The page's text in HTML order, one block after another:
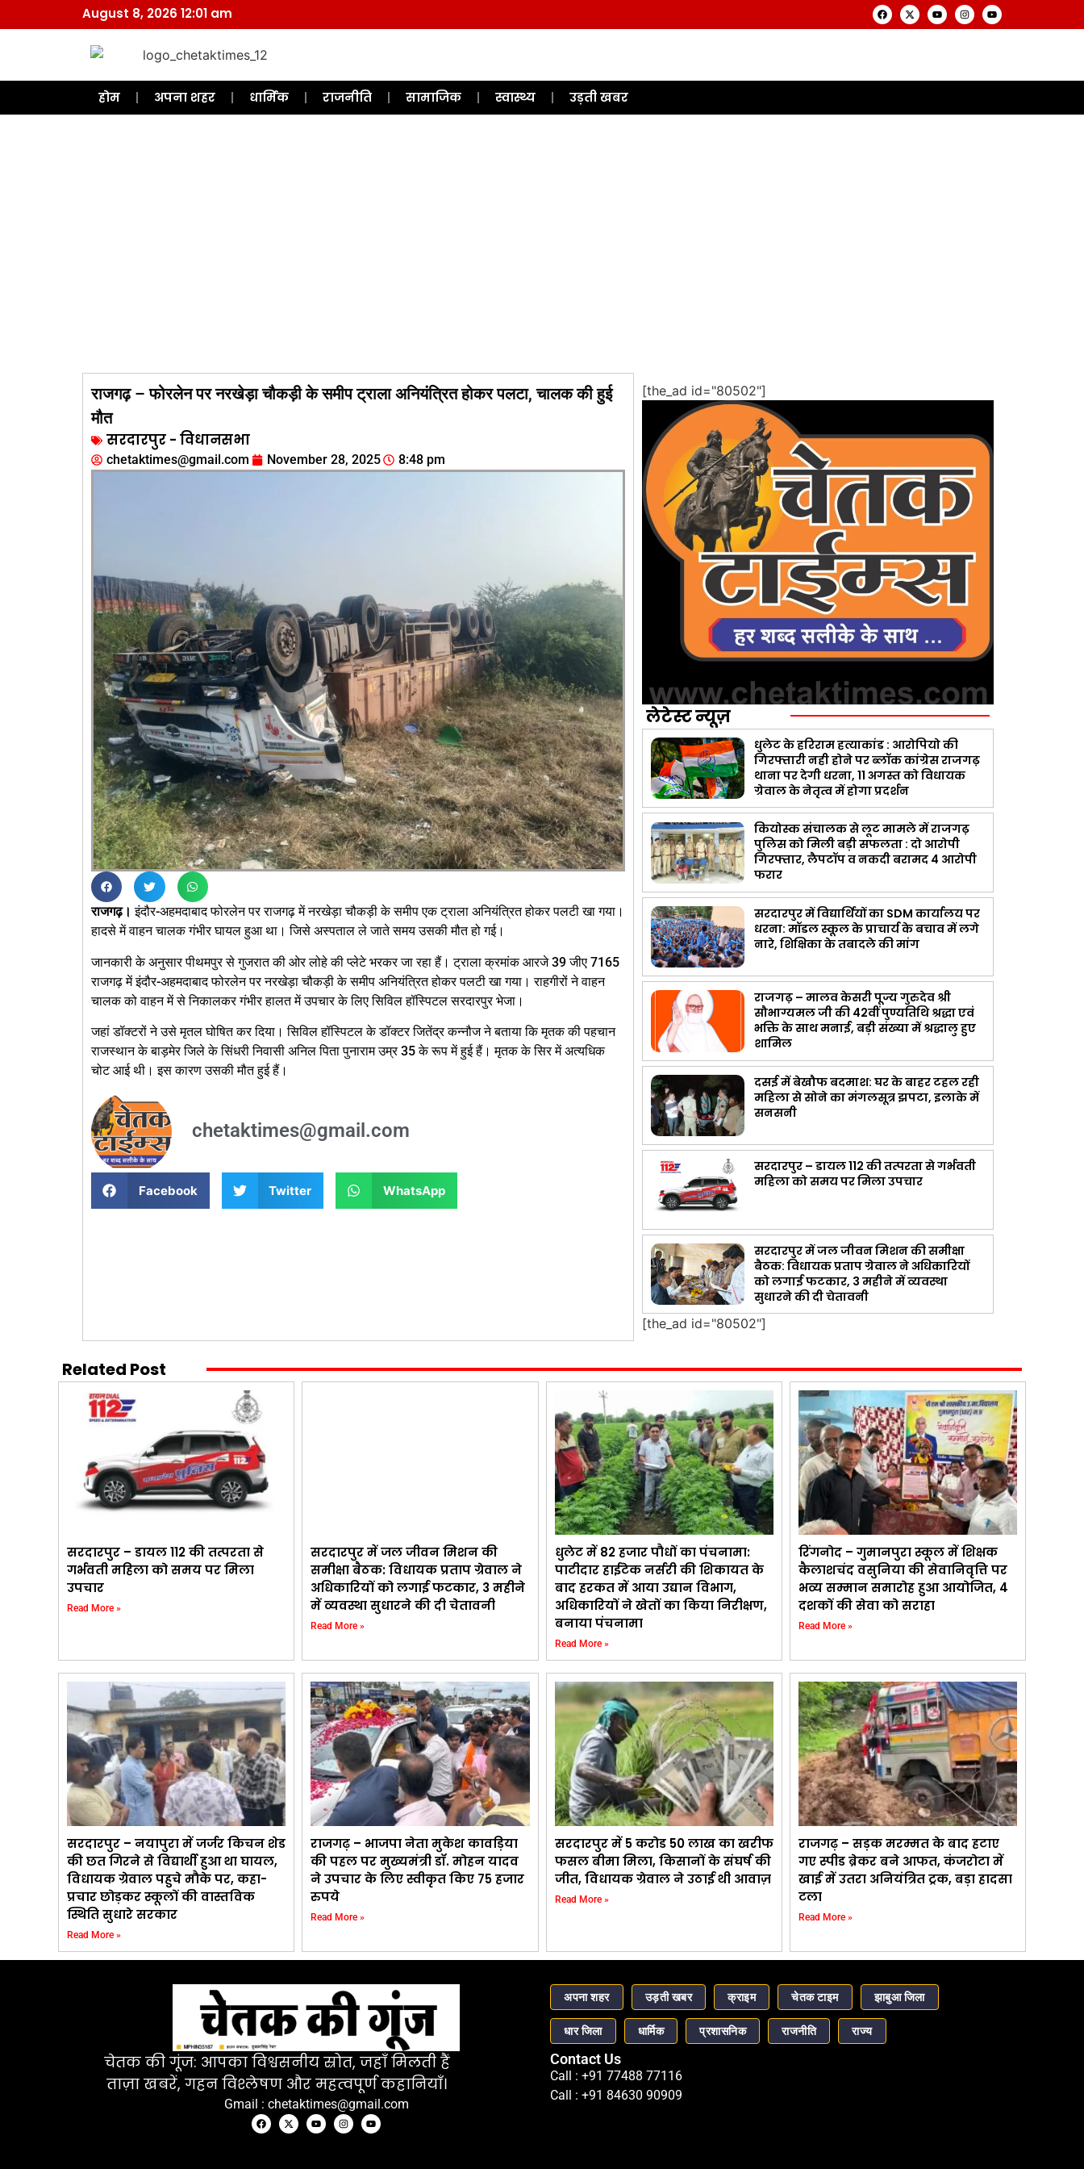
August 8, 2026 12:01 am
होम अपना शहर धार्मिक राजनीति सामाजिक स्वास्थ्य उड़ती खबर
राजगढ़ – फोरलेन पर नरखेड़ा चौकड़ी के समीप ट्राला अनियंत्रित होकर पलटा, चालक की हुई
मौत
सरदारपुर - विधानसभा
chetaktimes@gmail.com November 28, 2025 8:48 pm
राजगढ़। इंदौर-अहमदाबाद फोरलेन पर राजगढ़ में नरखेड़ा चौकड़ी के समीप एक ट्राला अनियंत्रित होकर पलटी खा गया।
हादसे में वाहन चालक गंभीर घायल हुआ था। जिसे अस्पताल ले जाते समय उसकी मौत हो गई।
जानकारी के अनुसार पीथमपुर से गुजरात की ओर लोहे की प्लेटे भरकर जा रहा हैं। ट्राला क्रमांक आरजे 39 जीए 7165
राजगढ़ में इंदौर-अहमदाबाद फोरलेन पर नरखेड़ा चौकड़ी के समीप अनियंत्रित होकर पलटी खा गया। राहगीरों ने वाहन
चालक को वाहन में से निकालकर गंभीर हालत में उपचार के लिए सिविल हॉस्पिटल सरदारपुर भेजा।
जहां डॉक्टरों ने उसे मृतल घोषित कर दिया। सिविल हॉस्पिटल के डॉक्टर जितेंद्र कन्नौज ने बताया कि मृतक की पहचान
राजस्थान के बाड़मेर जिले के सिंधरी निवासी अनिल पिता पुनाराम उम्र 35 के रूप में हुई हैं। मृतक के सिर में अत्यधिक
चोट आई थी। इस कारण उसकी मौत हुई हैं।
chetaktimes@gmail.com
Facebook Twitter WhatsApp
[the_ad id="80502"]
लेटेस्ट न्यूज़
धुलेट के हरिराम हत्याकांड : आरोपियो की
गिरफ्तारी नही होने पर ब्लॉक कांग्रेस राजगढ़
थाना पर देगी धरना, 11 अगस्त को विधायक
ग्रेवाल के नेतृत्व में होगा प्रदर्शन
कियोस्क संचालक से लूट मामले में राजगढ़
पुलिस को मिली बड़ी सफलता : दो आरोपी
गिरफ्तार, लैपटॉप व नकदी बरामद 4 आरोपी
फरार
सरदारपुर में विद्यार्थियों का SDM कार्यालय पर
धरना: मॉडल स्कूल के प्राचार्य के बचाव में लगे
नारे, शिक्षिका के तबादले की मांग
राजगढ़ – मालव केसरी पूज्य गुरुदेव श्री
सौभाग्यमल जी की 42वीं पुण्यतिथि श्रद्धा एवं
भक्ति के साथ मनाई, बड़ी संख्या में श्रद्धालु हुए
शामिल
दसई में बेखौफ बदमाश: घर के बाहर टहल रही
महिला से सोने का मंगलसूत्र झपटा, इलाके में
सनसनी
सरदारपुर – डायल 112 की तत्परता से गर्भवती
महिला को समय पर मिला उपचार
सरदारपुर में जल जीवन मिशन की समीक्षा
बैठक: विधायक प्रताप ग्रेवाल ने अधिकारियों
को लगाई फटकार, 3 महीने में व्यवस्था
सुधारने की दी चेतावनी
[the_ad id="80502"]
Related Post
सरदारपुर – डायल 112 की तत्परता से
गर्भवती महिला को समय पर मिला
उपचार
Read More »
सरदारपुर में जल जीवन मिशन की
समीक्षा बैठक: विधायक प्रताप ग्रेवाल ने
अधिकारियों को लगाई फटकार, 3 महीने
में व्यवस्था सुधारने की दी चेतावनी
Read More »
धुलेट में 82 हजार पौधों का पंचनामा:
पाटीदार हाईटेक नर्सरी की शिकायत के
बाद हरकत में आया उद्यान विभाग,
अधिकारियों ने खेतों का किया निरीक्षण,
बनाया पंचनामा
Read More »
रिंगनोद – गुमानपुरा स्कूल में शिक्षक
कैलाशचंद वसुनिया की सेवानिवृत्ति पर
भव्य सम्मान समारोह हुआ आयोजित, 4
दशकों की सेवा को सराहा
Read More »
सरदारपुर – नयापुरा में जर्जर किचन शेड
की छत गिरने से विद्यार्थी हुआ था घायल,
विधायक ग्रेवाल पहुचे मौके पर, कहा-
प्रचार छोड़कर स्कूलों की वास्तविक
स्थिति सुधारे सरकार
Read More »
राजगढ़ – भाजपा नेता मुकेश कावड़िया
की पहल पर मुख्यमंत्री डॉ. मोहन यादव
ने उपचार के लिए स्वीकृत किए 75 हजार
रुपये
Read More »
सरदारपुर में 5 करोड 50 लाख का खरीफ
फसल बीमा मिला, किसानों के संघर्ष की
जीत, विधायक ग्रेवाल ने उठाई थी आवाज़
Read More »
राजगढ़ – सड़क मरम्मत के बाद हटाए
गए स्पीड ब्रेकर बने आफत, कंजरोटा में
खाई में उतरा अनियंत्रित ट्रक, बड़ा हादसा
टला
Read More »
चेतक की गूंज: आपका विश्वसनीय स्रोत, जहाँ मिलती हैं
ताज़ा खबरें, गहन विश्लेषण और महत्वपूर्ण कहानियाँ।
Gmail : chetaktimes@gmail.com
अपना शहर उड़ती खबर क्राइम चेतक टाइम झाबुआ जिला
धार जिला धार्मिक प्रशासनिक राजनीति राज्य
Contact Us
Call : +91 77488 77116
Call : +91 84630 90909